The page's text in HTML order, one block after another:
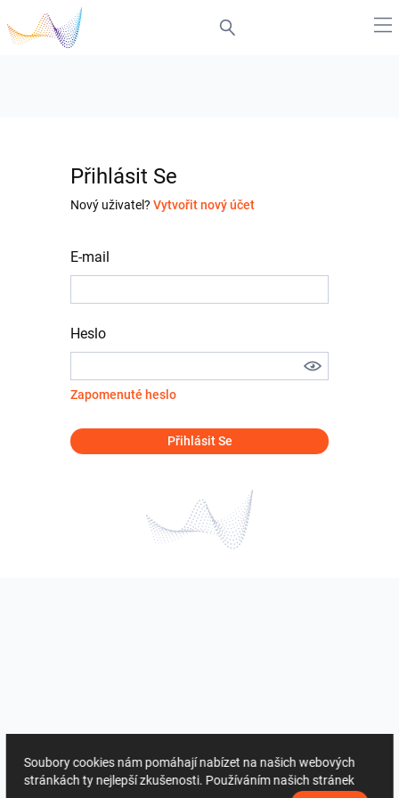
Přihlásit Se
Nový uživatel? Vytvořit nový účet
E-mail
Heslo
Zapomenuté heslo
Přihlásit Se
Soubory cookies nám pomáhají nabízet na našich webových
stránkách ty nejlepší zkušenosti. Používáním našich stránek